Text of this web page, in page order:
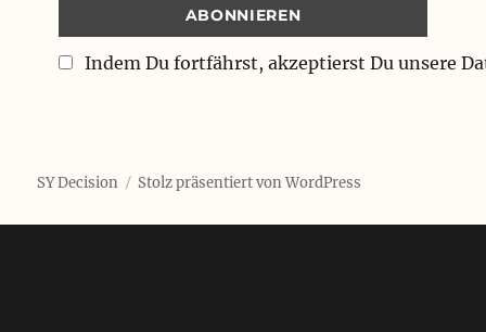
Indem Du fortfährst, akzeptierst Du unsere
SY Decision Stolz präsentiert von WordPress